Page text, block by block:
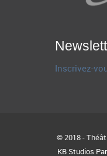
Inscrivez-
© 2018 -
KB Studios